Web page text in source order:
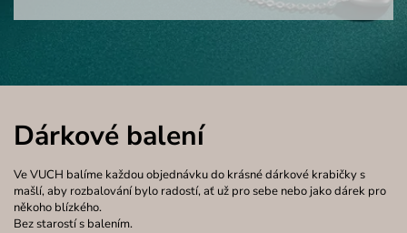
Dárkové balení
Ve VUCH balíme každou objednávku do krásné dárkové krabičky s
mašlí, aby rozbalování bylo radostí, ať už pro sebe nebo jako dárek pro
někoho blízkého.
Bez starostí s balením.